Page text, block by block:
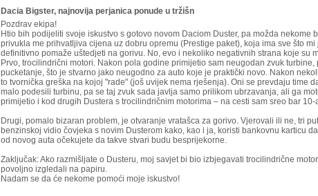
Dacia Bigster, najnovija perjanica ponude u tržišn
Pozdrav ekipa!
Htio bih podijeliti svoje iskustvo s gotovo novom Daciom Duster, pa možda
privukla me prihvatljiva cijena uz dobru opremu (Prestige paket), koja ima sve što
definitivno pomaže uštedjeti na gorivu. No, evo i nekoliko negativnih strana koje su
Prvo, trocilindrični motori. Nakon pola godine primijetio sam neugodan zvuk
pucketanje, što je stvarno jako neugodno za auto koje je praktički novo. Nakon
to tvornička greška na kojoj "rade" (još uvijek nema rješenja). Oni se prevdaju time
malo podesili turbinu, pa se taj zvuk sada javlja samo prilikom ubrzavanja, ali ga
primijetio i kod drugih Dustera s trocilindričnim motorima – na cesti sam sreo bar 10-
Drugi, pomalo bizaran problem, je otvaranje vratašca za gorivo. Vjerovali ili ne, tri
benzinskoj vidio čovjeka s novim Dusterom kako, kao i ja, koristi bankovnu karticu
od novog auta očekujete da takve stvari budu besprijekorne.
Zaključak: Ako razmišljate o Dusteru, moj savjet bi bio izbjegavati trocilindrične
povoljno izgledali na papiru.
Nadam se da će nekome pomoći moje iskustvo!